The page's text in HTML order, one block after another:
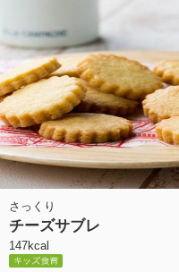
さっくり
チーズサブレ
147kcal